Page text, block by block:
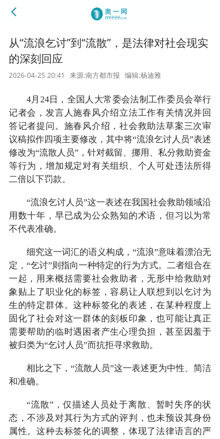
从“流浪乞讨”到“流散”，是法律对社会现实
的深刻回应
2026-04-25 20:41 来源:南方都市报 编辑:杨迪雅
4月24日，全国人大常委会法制工作委员会举行
记者会，发言人施春风介绍立法工作有关情况并回
答记者提问。施春风介绍，社会救助法草案三次审
议稿拟作四项主要修改，其中将“流浪乞讨人员”表述
修改为“流散人员”，针对截留、挪用、私分救助资金
等行为，增加规定对有关组织、个人可处违法所得
二倍以下罚款。
“流浪乞讨人员”这一表述在我国社会救助领域沿
用数十年，早已成为公众熟知的术语，但习以为常
不代表准确。
细究这一词汇的语义构成，“流浪”意味着漂泊无
定，“乞讨”则指向一种特定的行为方式。二者组合在
一起，用来概括需要社会救助者，无形中给救助对
象贴上了职业化的标签，容易让人联想到以乞讨为
生的特定群体。这种标签化的表述，在某种程度上
固化了社会对这一群体的刻板印象，也可能让真正
需要帮助的临时遇困者产生心理负担，甚至因羞于
被归类为“乞讨人员”而抗拒寻求救助。
相比之下，“流散人员”这一表述更为中性、简洁
和准确。
“流散”，仅描述人员处于离散、暂时失序的状
态，不涉及对其行为方式的评判，也未预设其身份
属性。这种去标签化的调整，体现了法律语言的严